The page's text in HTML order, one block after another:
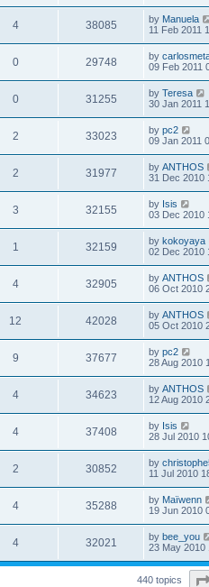
4 38085 by Manuela
11 Feb 2011
0 29748 by
09 Feb 2011
0 31255 by Teresa
30 Jan 2011
2 33023 by pc2
09 Jan 2011
2 31977 by ANTHOS
31 Dec 2010
3 32155 by Isis
03 Dec 2010
1 32159 by kokoyaya
02 Dec 2010
4 32905 by ANTHOS
06 Oct 2010
12 42028 by ANTHOS
05 Oct 2010
9 37677 by pc2
28 Aug 2010
4 34623 by ANTHOS
12 Aug 2010
4 37408 by Isis
28 Jul 2010
2 30852 by
11 Jul 2010
4 35288 by Maïwenn
19 Jun 2010
4 32021 by bee_you
23 May 2010
440 topics